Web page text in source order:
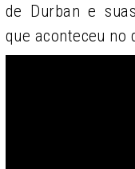
de Durban e
que aconteceu no